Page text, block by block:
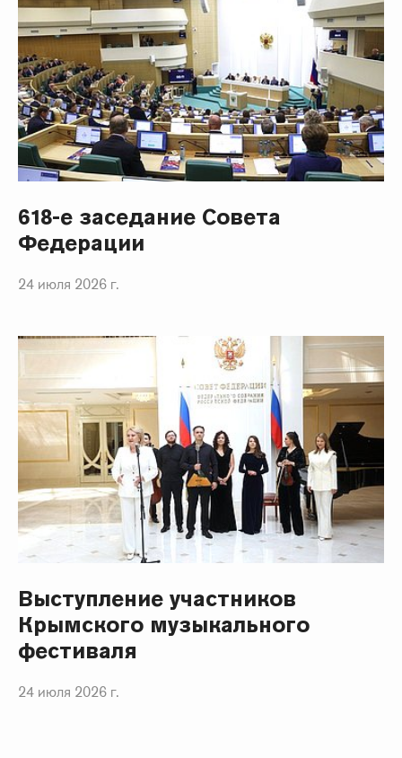
618-е заседание Совета
Федерации
24 июля 2026 г.
Выступление участников
Крымского музыкального
фестиваля
24 июля 2026 г.